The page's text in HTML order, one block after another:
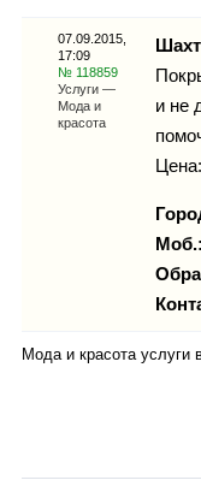
07.09.2015,
17:09
№ 118859
Услуги —
Мода и
красота
и не
Моб.:
Мода и красота услуги